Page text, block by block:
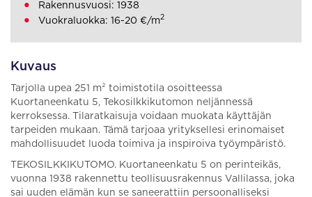
Kuvaus
Tarjolla upea 251 m² toimistotila osoitteessa
Kuortaneenkatu 5, Tekosilkkikutomon neljännessä
kerroksessa. Tilaratkaisuja voidaan muokata käyttäjän
tarpeiden mukaan. Tämä tarjoaa yrityksellesi erinomaiset
mahdollisuudet luoda toimiva ja inspiroiva työympäristö.
TEKOSILKKIKUTOMO. Kuortaneenkatu 5 on perinteikäs,
vuonna 1938 rakennettu teollisuusrakennus Vallilassa, joka
sai uuden elämän kun se saneerattiin persoonalliseksi
Rakennusvuosi: 1938
Vuokraluokka: 16-20 €/m2